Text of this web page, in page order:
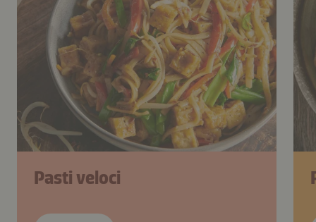
Pasti veloci